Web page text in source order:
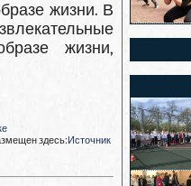
жизни. В
жизни,
здесь:Источник